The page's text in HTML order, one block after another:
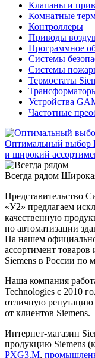
Клапаны и
Комнатные
Контроллеры
Приводы
Программное
Системы
Системы
Термостаты
Устройства
Частотные
Оптимальный выбор
и широкий
Всегда рядом
Представительство
«У2» предлагаем
качественную
по автоматизации
На нашем
ассортимент
Siemens в России по
Наша компания
Technologies с 2010
отличную
от клиентов Siemens.
Интернет-магазин
продукцию Siemens
PXG3.M,